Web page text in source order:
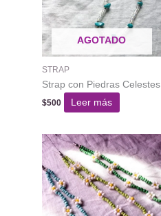
AGOTADO
STRAP
Strap con Piedras Celestes
$500 Leer más